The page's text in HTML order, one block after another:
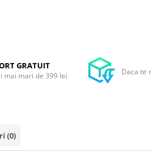
GRATUIT
mai mari de 399 lei
Daca te
(0)